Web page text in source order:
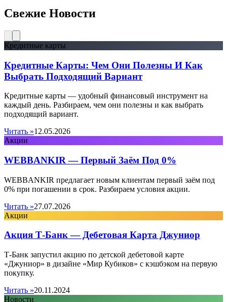
Свежие Новости
Кредитные карты
Кредитные Карты: Чем Они Полезны И Как
Выбрать Подходящий Вариант
Кредитные карты — удобный финансовый инструмент на
каждый день. Разбираем, чем они полезны и как выбрать
подходящий вариант.
Читать »12.05.2026
Акции
WEBBANKIR — Первый Заём Под 0%
WEBBANKIR предлагает новым клиентам первый заём под
0% при погашении в срок. Разбираем условия акции.
Читать »27.07.2026
Акции
Акция Т-Банк — Дебетовая Карта Джуниор
Т-Банк запустил акцию по детской дебетовой карте
«Джуниор» в дизайне «Мир Кубиков» с кэшбэком на первую
покупку.
Читать »20.11.2024
Новости